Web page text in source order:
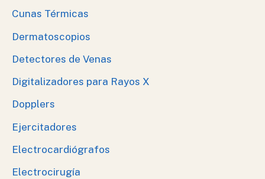
Cunas Térmicas
Dermatoscopios
Detectores de Venas
Digitalizadores para Rayos X
Dopplers
Ejercitadores
Electrocardiógrafos
Electrocirugía